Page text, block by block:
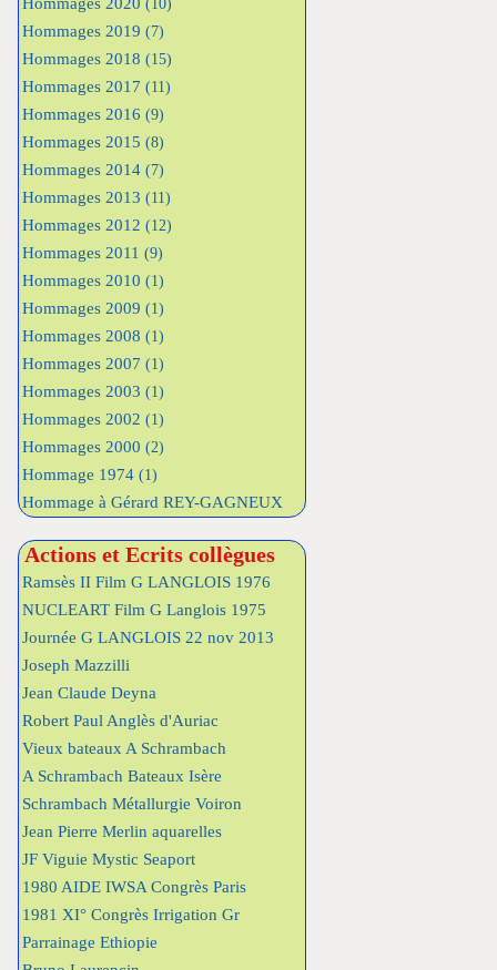
(10)
Hommages 2019 (7)
Hommages 2018 (15)
Hommages 2017 (11)
Hommages 2016 (9)
Hommages 2015 (8)
Hommages 2014 (7)
Hommages 2013 (11)
Hommages 2012 (12)
Hommages 2011 (9)
Hommages 2010 (1)
Hommages 2009 (1)
Hommages 2008 (1)
Hommages 2007 (1)
Hommages 2003 (1)
Hommages 2002 (1)
Hommages 2000 (2)
Hommage 1974 (1)
Hommage à Gérard REY-GAGNEUX
Actions et Ecrits collègues
Ramsès II Film G LANGLOIS 1976
NUCLEART Film G Langlois 1975
Journée G LANGLOIS 22 nov 2013
Joseph Mazzilli
Jean Claude Deyna
Robert Paul Anglès d'Auriac
Vieux bateaux A Schrambach
A Schrambach Bateaux Isère
Schrambach Métallurgie Voiron
Jean Pierre Merlin aquarelles
JF Viguie Mystic Seaport
1980 AIDE IWSA Congrès Paris
1981 XI° Congrès Irrigation Gr
Parrainage Ethiopie